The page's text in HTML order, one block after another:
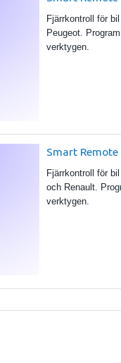
Fjärrkontroll för
Peugeot.
verktygen.
Smart
Fjärrkontroll för
och Renault.
verktygen.